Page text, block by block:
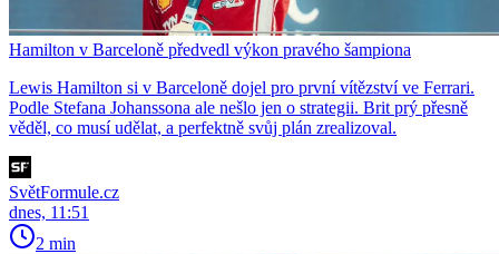
Hamilton v Barceloně předvedl výkon pravého šampiona
Lewis Hamilton si v Barceloně dojel pro první vítězství ve Ferrari.
Podle Stefana Johanssona ale nešlo jen o strategii. Brit prý přesně
věděl, co musí udělat, a perfektně svůj plán zrealizoval.
SvětFormule.cz
dnes, 11:51
2 min